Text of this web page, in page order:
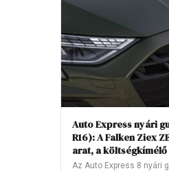
Auto Express nyári
R16): A Falken Ziex
arat, a
Az Auto Express 8 nyári